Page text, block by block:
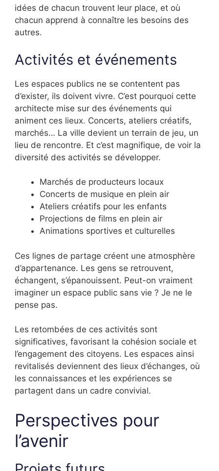
idées de chacun trouvent leur place, et où
chacun apprend à connaître les besoins des
autres.
Activités et événements
Les espaces publics ne se contentent pas
d’exister, ils doivent vivre. C’est pourquoi cette
architecte mise sur des événements qui
animent ces lieux. Concerts, ateliers créatifs,
marchés… La ville devient un terrain de jeu, un
lieu de rencontre. Et c’est magnifique, de voir la
diversité des activités se développer.
Marchés de producteurs locaux
Concerts de musique en plein air
Ateliers créatifs pour les enfants
Projections de films en plein air
Animations sportives et culturelles
Ces lignes de partage créent une atmosphère
d’appartenance. Les gens se retrouvent,
échangent, s’épanouissent. Peut-on vraiment
imaginer un espace public sans vie ? Je ne le
pense pas.
Les retombées de ces activités sont
significatives, favorisant la cohésion sociale et
l’engagement des citoyens. Les espaces ainsi
revitalisés deviennent des lieux d’échanges, où
les connaissances et les expériences se
partagent dans un cadre convivial.
Perspectives pour
l’avenir